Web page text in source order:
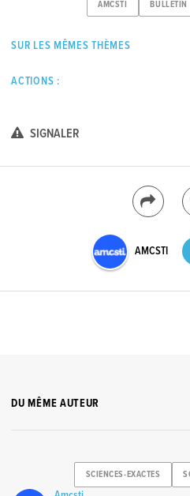
AMCSTI BULLETIN
SUR LES MÊMES THÈMES
ACTIONS :
SIGNALER
AMCSTI
DU MÊME AUTEUR
SCIENCES-EXACTES